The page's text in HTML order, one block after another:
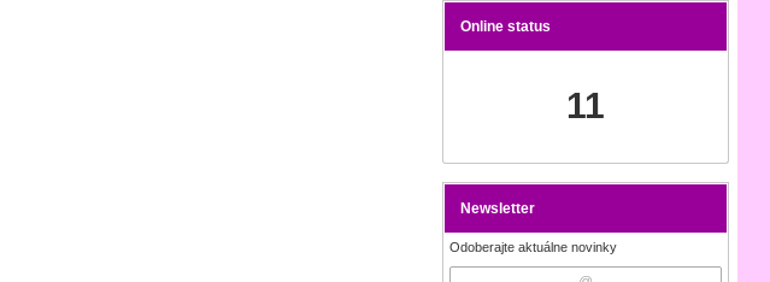
Online status
11
Newsletter
Odoberajte aktuálne novinky